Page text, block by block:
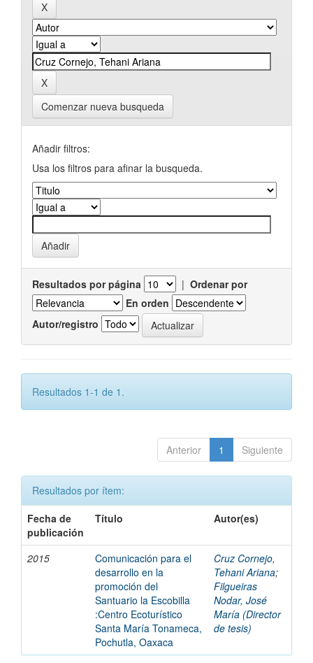
Comenzar nueva busqueda
Añadir filtros:
Usa los filtros para afinar la busqueda.
Resultados por página | Ordenar por
En orden
Autor/registro
Resultados 1-1 de 1.
Anterior 1 Siguiente
Resultados por ítem:
Fecha de
publicación
Título Autor(es)
2015
Comunicación para el
desarrollo en la
promoción del
Santuario la Escobilla
:Centro Ecoturístico
Santa María Tonameca,
Pochutla, Oaxaca
Cruz Cornejo,
Tehani Ariana;
Filgueiras
Nodar, José
María (Director
de tesis)